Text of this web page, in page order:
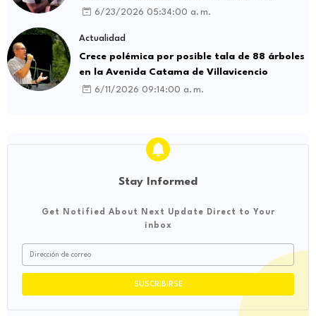
intermediación laboral ilegal
6/23/2026 05:34:00 a. m.
Actualidad
Crece polémica por posible tala de 88 árboles
en la Avenida Catama de Villavicencio
6/11/2026 09:14:00 a. m.
Stay Informed
Get Notified About Next Update Direct to Your
inbox